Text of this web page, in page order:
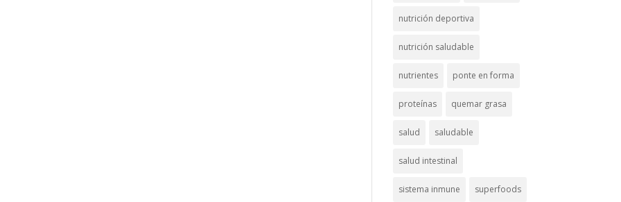
nutrición deportiva
nutrición saludable
nutrientes ponte en forma
proteínas quemar grasa
salud saludable
salud intestinal
sistema inmune superfoods